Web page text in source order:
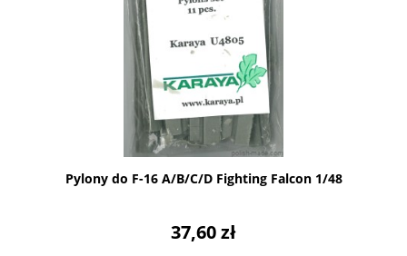
Pylony do F-16 A/B/C/D Fighting Falcon 1/48
37,60 zł